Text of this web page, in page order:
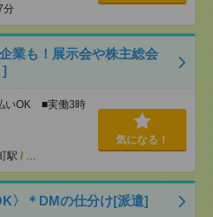
分
業も！展示会や株主総会
]
いOK ■実働3時
駅 / …
気になる！
〉＊DMの仕分け[派遣]